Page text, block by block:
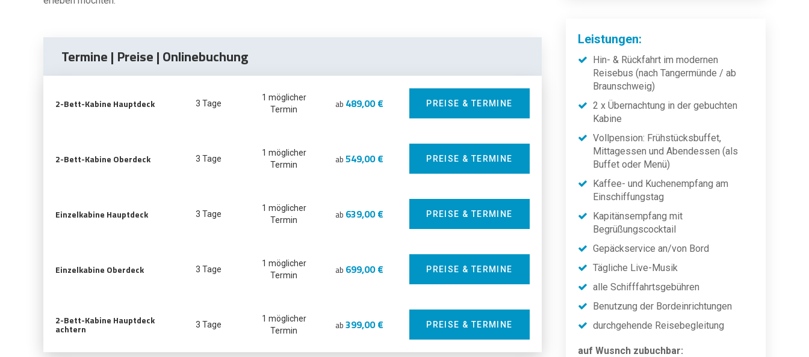
Termine | Preise | Onlinebuchung
2-Bett-Kabine Hauptdeck 3 Tage
1 möglicher
Termin
ab 489,00 € PREISE & TERMINE
2-Bett-Kabine Oberdeck 3 Tage
1 möglicher
Termin
ab549,00 € PREISE & TERMINE
Einzelkabine Hauptdeck 3 Tage
1 möglicher
Termin
ab 639,00 € PREISE & TERMINE
Einzelkabine Oberdeck 3 Tage
1 möglicher
Termin
ab 699,00 € PREISE & TERMINE
2-Bett-Kabine Hauptdeck
achtern 3 Tage
1 möglicher
Termin
ab399,00 € PREISE & TERMINE
Leistungen:
Hin- & Rückfahrt im modernen
Reisebus (nach Tangermünde / ab
Braunschweig)
2 x Übernachtung in der gebuchten
Kabine
Vollpension: Frühstücksbuffet,
Mittagessen und Abendessen (als
Buffet oder Menü)
Kaffee- und Kuchenempfang am
Einschiffungstag
Kapitänsempfang mit
Begrüßungscocktail
Gepäckservice an/von Bord
Tägliche Live-Musik
alle Schifffahrtsgebühren
Benutzung der Bordeinrichtungen
durchgehende Reisebegleitung
auf Wusnch zubuchbar: